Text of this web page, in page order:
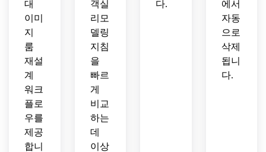
대
이미
지
룸
재설
계
워크
플로
우를
제공
합니
객실
리모
델링
지침
을
빠르
게
비교
하는
데
이상
다.
에서
자동
으로
삭제
됩니
다.